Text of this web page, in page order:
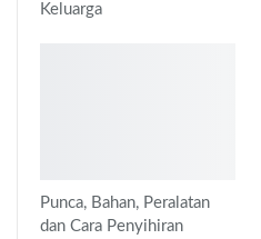
Keluarga
Punca, Bahan, Peralatan
dan Cara Penyihiran